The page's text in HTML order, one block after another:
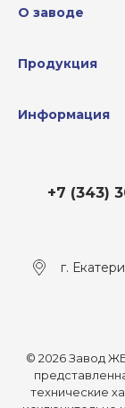
О заводе
Продукция
Информация
+7 (343)
г.
© 2026 Завод
технические